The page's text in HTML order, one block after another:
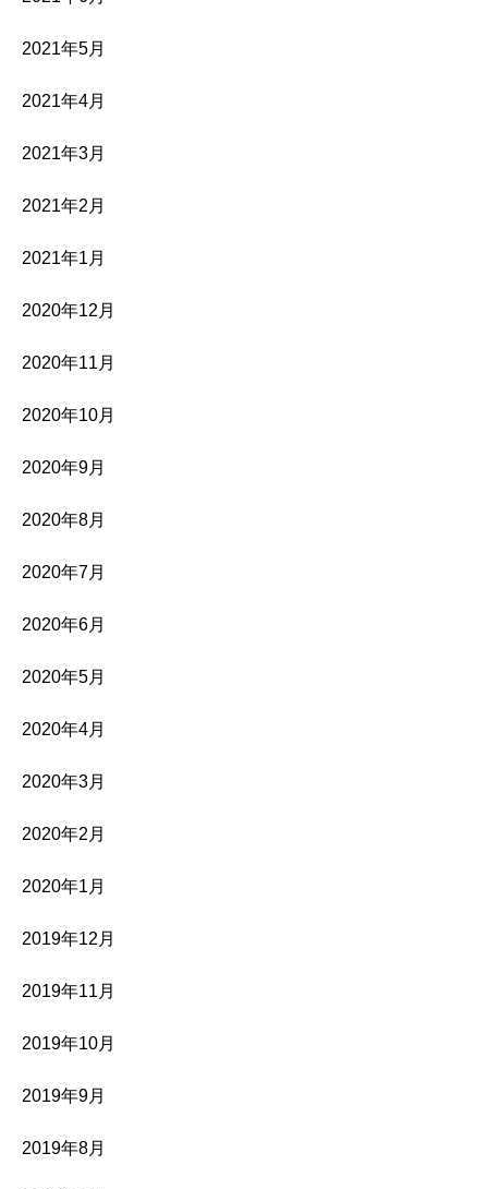
2021年5月
2021年4月
2021年3月
2021年2月
2021年1月
2020年12月
2020年11月
2020年10月
2020年9月
2020年8月
2020年7月
2020年6月
2020年5月
2020年4月
2020年3月
2020年2月
2020年1月
2019年12月
2019年11月
2019年10月
2019年9月
2019年8月